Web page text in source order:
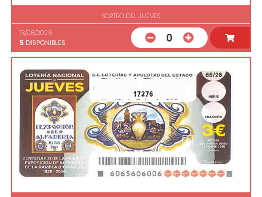
SORTEO DEL JUEVES
13/08/2026
5 DISPONIBLES 0
17276